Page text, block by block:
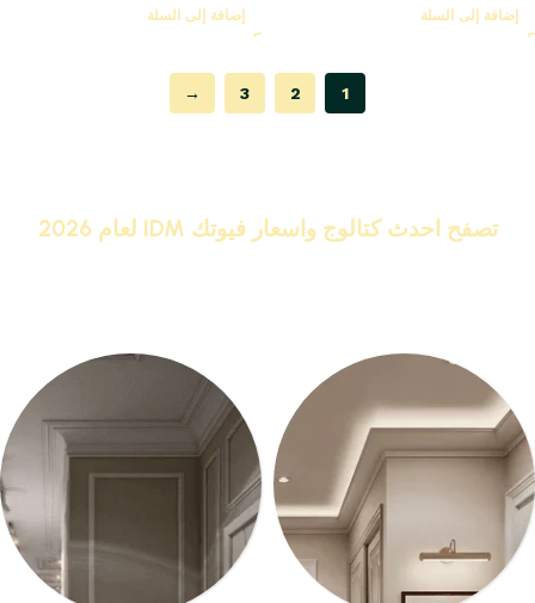
إضافة إلى السلة إضافة إلى السلة
1
2
3
→
تصفح احدث كتالوج واسعار فيوتك IDM لعام 2026